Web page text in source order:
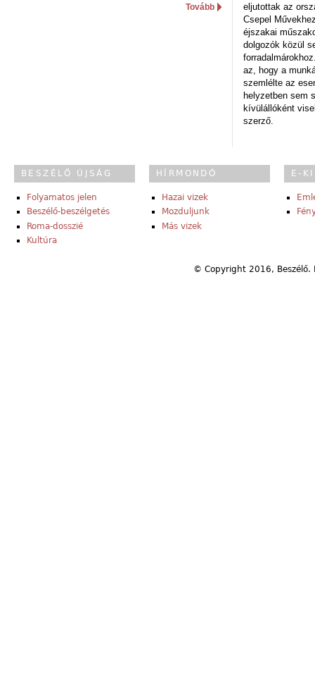
Tovább
eljutottak az
Csepel
éjszakai
dolgozók közül
az, hogy a
szemlélte az
helyzetben sem
kívülállóként
szerző.
BESZÉLŐ ÚJSÁG
Folyamatos jelen
Beszélő-beszélgetés
Roma-dosszié
Kultúra
HÍRMONDÓ
Hazai vizek
Mozduljunk
Más vizek
E-
© Copyright 2016,